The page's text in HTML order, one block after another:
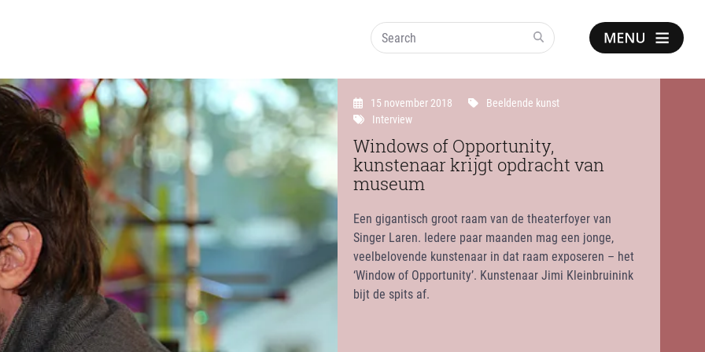
Show
notice
Search
15 november 2018
Beeldende kunst
Interview
Windows of Opportunity,
kunstenaar krijgt opdracht van
museum
Een gigantisch groot raam van de theaterfoyer van
Singer Laren. Iedere paar maanden mag een jonge,
veelbelovende kunstenaar in dat raam exposeren – het
‘Window of Opportunity’. Kunstenaar Jimi Kleinbruinink
bijt de spits af.